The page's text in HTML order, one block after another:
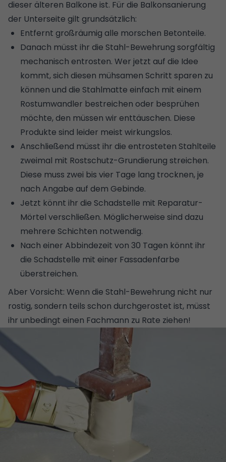
dieser älteren Balkone ist. Für die Balkonsanierung
der Unterseite gilt grundsätzlich:
Entfernt großräumig alle morschen Betonteile.
Danach müsst ihr die Stahl-Bewehrung sorgfältig
mechanisch entrosten. Wer jetzt auf die Idee
kommt, sich diesen mühsamen Schritt sparen zu
können und die Stahlmatte einfach mit einem
Rostumwandler bestreichen oder besprühen
möchte, den müssen wir enttäuschen. Diese
Produkte sind leider meist wirkungslos.
Anschließend müsst ihr die entrosteten Stahlteile
zweimal mit Rostschutz-Grundierung streichen.
Diese muss zwei bis vier Tage lang trocknen, je
nach Angabe auf dem Gebinde.
Jetzt könnt ihr die Schadstelle mit Reparatur-
Mörtel verschließen. Möglicherweise sind dazu
mehrere Schichten notwendig.
Nach einer Abbindezeit von 30 Tagen könnt ihr
die Schadstelle mit einer Fassadenfarbe
überstreichen.
Aber Vorsicht: Wenn die Stahl-Bewehrung nicht nur
rostig, sondern teils schon durchgerostet ist, müsst
ihr unbedingt einen Fachmann zu Rate ziehen!